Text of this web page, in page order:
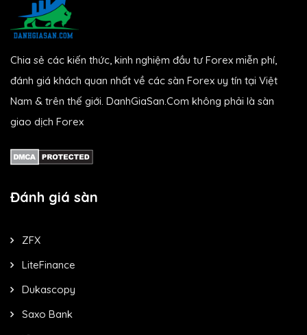
Chia sẻ các kiến thức, kinh nghiệm đầu tư Forex miễn phí,
đánh giá khách quan nhất về các sàn Forex uy tín tại Việt
Nam & trên thế giới. DanhGiaSan.Com không phải là sàn
giao dịch Forex
Đánh giá sàn
ZFX
LiteFinance
Dukascopy
Saxo Bank